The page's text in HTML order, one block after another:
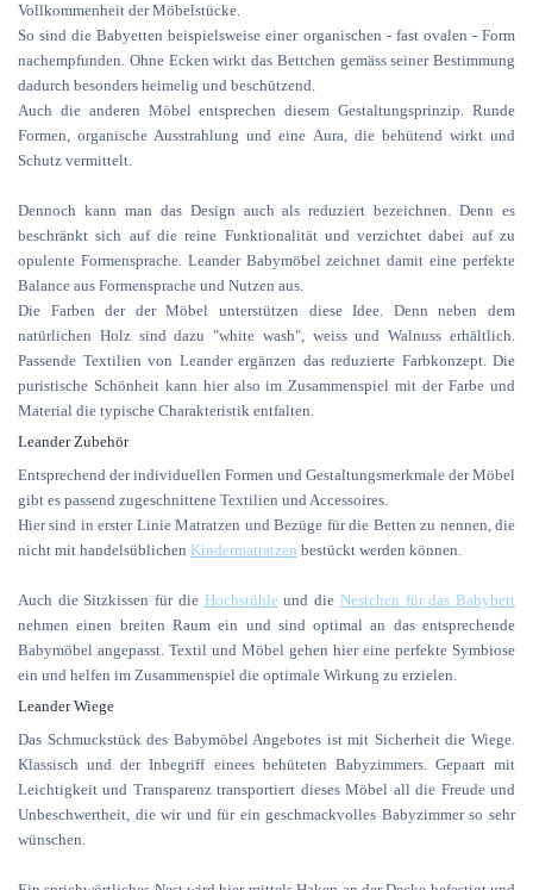
Vollkommenheit der Möbelstücke.
So sind die Babyetten beispielsweise einer organischen - fast ovalen - Form
nachempfunden. Ohne Ecken wirkt das Bettchen gemäss seiner Bestimmung
dadurch besonders heimelig und beschützend.
Auch die anderen Möbel entsprechen diesem Gestaltungsprinzip. Runde
Formen, organische Ausstrahlung und eine Aura, die behütend wirkt und
Schutz vermittelt.
Dennoch kann man das Design auch als reduziert bezeichnen. Denn es
beschränkt sich auf die reine Funktionalität und verzichtet dabei auf zu
opulente Formensprache. Leander Babymöbel zeichnet damit eine perfekte
Balance aus Formensprache und Nutzen aus.
Die Farben der der Möbel unterstützen diese Idee. Denn neben dem
natürlichen Holz sind dazu "white wash", weiss und Walnuss erhältlich.
Passende Textilien von Leander ergänzen das reduzierte Farbkonzept. Die
puristische Schönheit kann hier also im Zusammenspiel mit der Farbe und
Material die typische Charakteristik entfalten.
Leander Zubehör
Entsprechend der individuellen Formen und Gestaltungsmerkmale der Möbel
gibt es passend zugeschnittene Textilien und Accessoires.
Hier sind in erster Linie Matratzen und Bezüge für die Betten zu nennen, die
nicht mit handelsüblichen Kindermatratzen bestückt werden können.
Auch die Sitzkissen für die Hochstühle und die Nestchen für das Babybett
nehmen einen breiten Raum ein und sind optimal an das entsprechende
Babymöbel angepasst. Textil und Möbel gehen hier eine perfekte Symbiose
ein und helfen im Zusammenspiel die optimale Wirkung zu erzielen.
Leander Wiege
Das Schmuckstück des Babymöbel Angebotes ist mit Sicherheit die Wiege.
Klassisch und der Inbegriff einees behüteten Babyzimmers. Gepaart mit
Leichtigkeit und Transparenz transportiert dieses Möbel all die Freude und
Unbeschwertheit, die wir und für ein geschmackvolles Babyzimmer so sehr
wünschen.